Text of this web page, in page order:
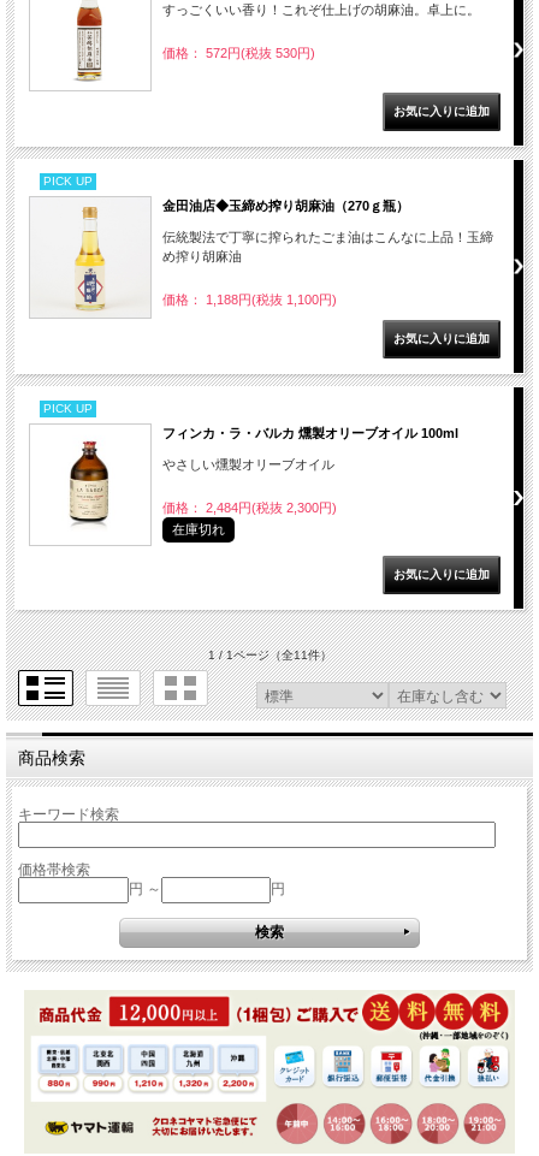
すっごくいい香り！これぞ仕上げの胡麻油。卓上に。
価格： 572円(税抜 530円)
PICK UP
金田油店◆玉締め搾り胡麻油（270ｇ瓶）
伝統製法で丁寧に搾られたごま油はこんなに上品！玉締
め搾り胡麻油
価格： 1,188円(税抜 1,100円)
PICK UP
フィンカ・ラ・バルカ 燻製オリーブオイル 100ml
やさしい燻製オリーブオイル
価格： 2,484円(税抜 2,300円)
在庫切れ
1 / 1ページ（全11件）
商品検索
キーワード検索
価格帯検索
円 ～
円